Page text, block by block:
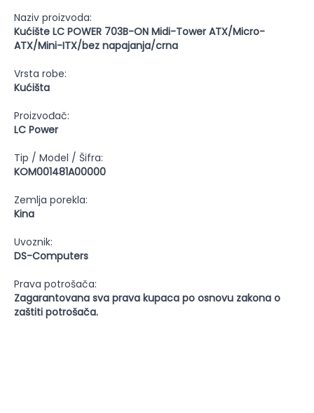
Naziv proizvoda:
Kućište LC POWER 703B-ON Midi-Tower ATX/Micro-
ATX/Mini-ITX/bez napajanja/crna
Vrsta robe:
Kućišta
Proizvođač:
LC Power
Tip / Model / Šifra:
KOM001481A00000
Zemlja porekla:
Kina
Uvoznik:
DS-Computers
Prava potrošača:
Zagarantovana sva prava kupaca po osnovu zakona o
zaštiti potrošača.